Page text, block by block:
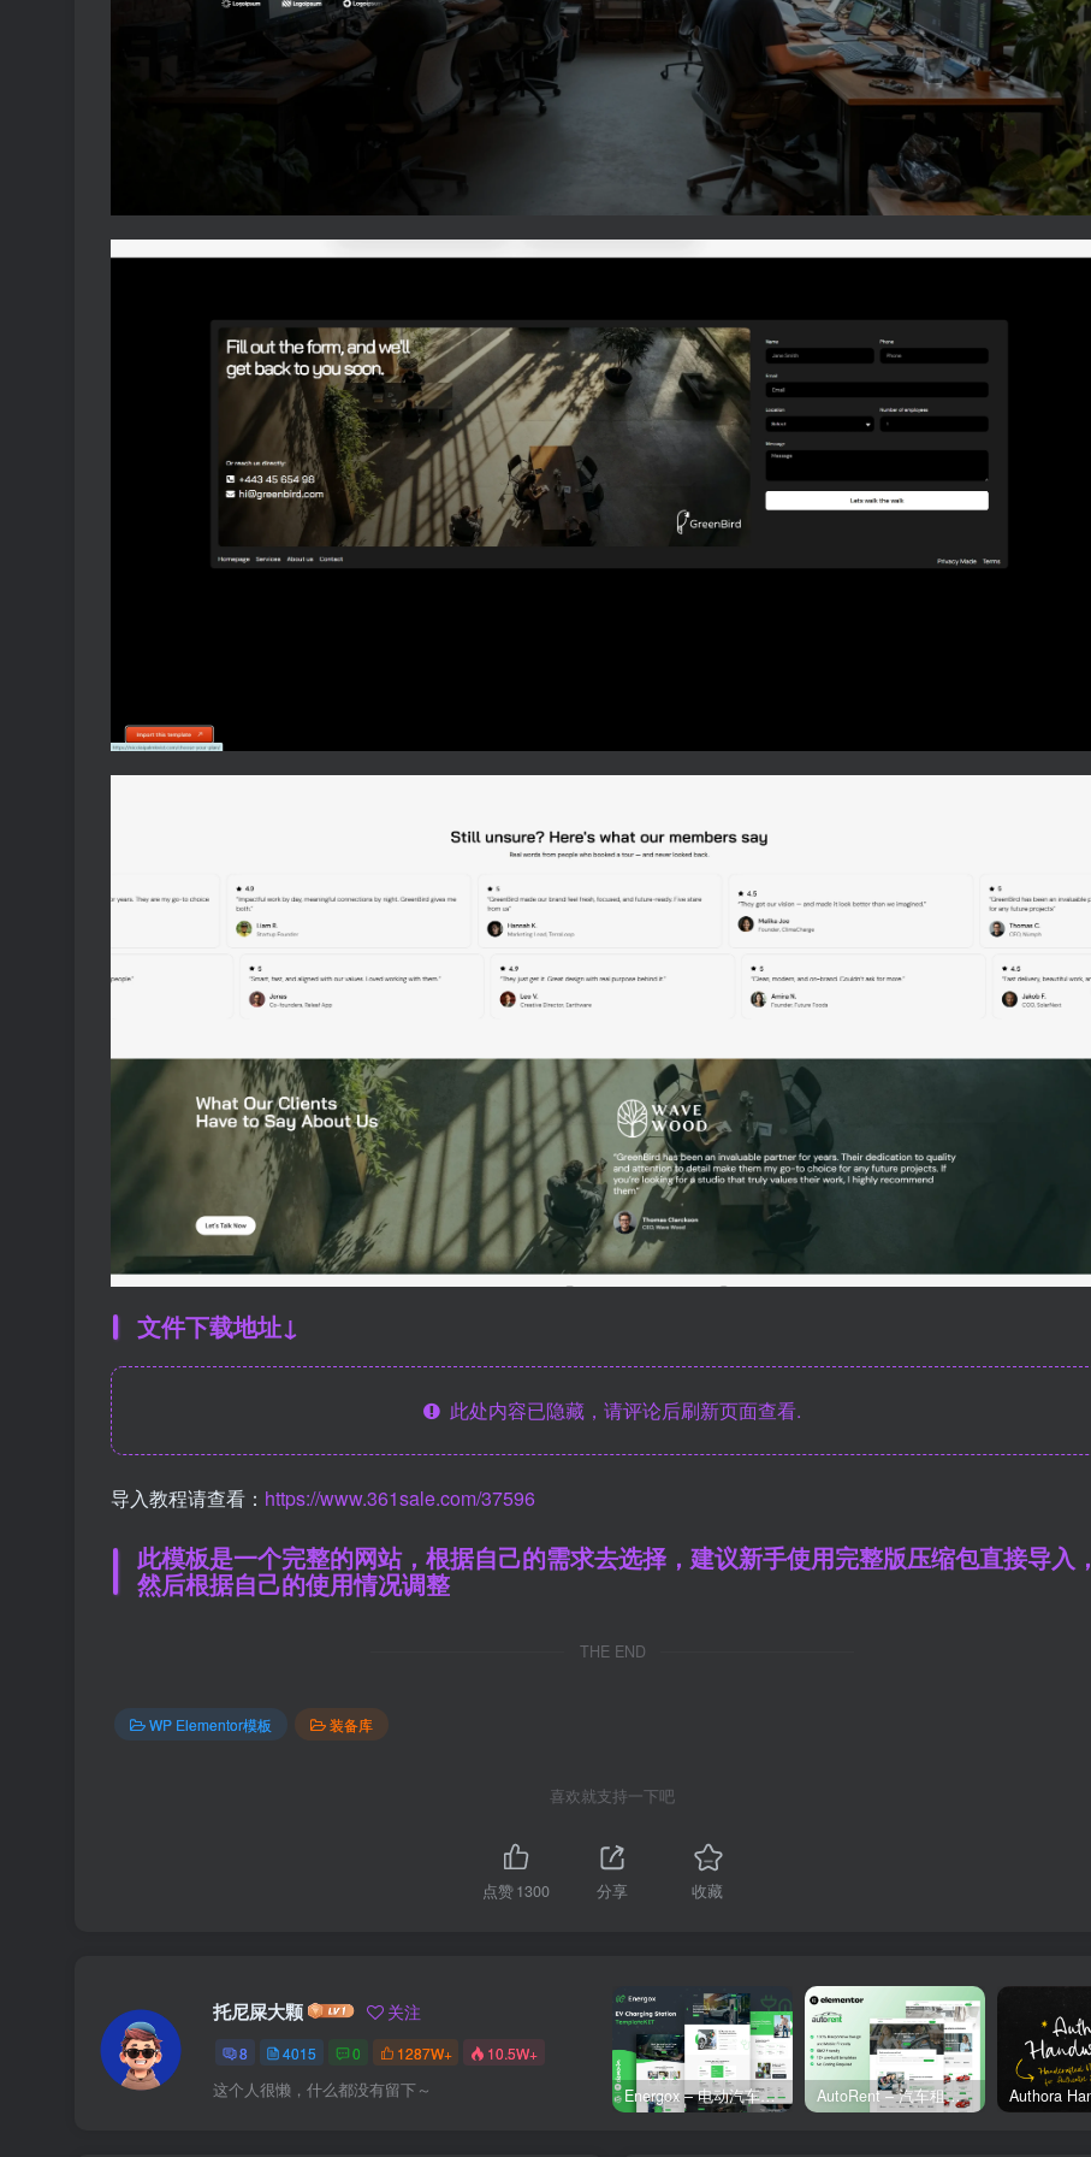
文件下载地址↓
此处内容已隐藏，请评论后刷新页面查看.
导入教程请查看： https://www.361sale.com/37596
此模板是一个完整的网站，根据自己的需求去选择，建议新手使用完整版压缩包直接导入，
然后根据自己的使用情况调整
THE END
WP Elementor模板 装备库
喜欢就支持一下吧
点赞1300 分享 收藏
托尼屎大颗 关注
8 4015 0 1287W+ 10.5W+
这个人很懒，什么都没有留下～ Energox – 电动汽车充电站 Elementor 模板套件 AutoRent – 汽车租赁服务 Elementor 模板套件